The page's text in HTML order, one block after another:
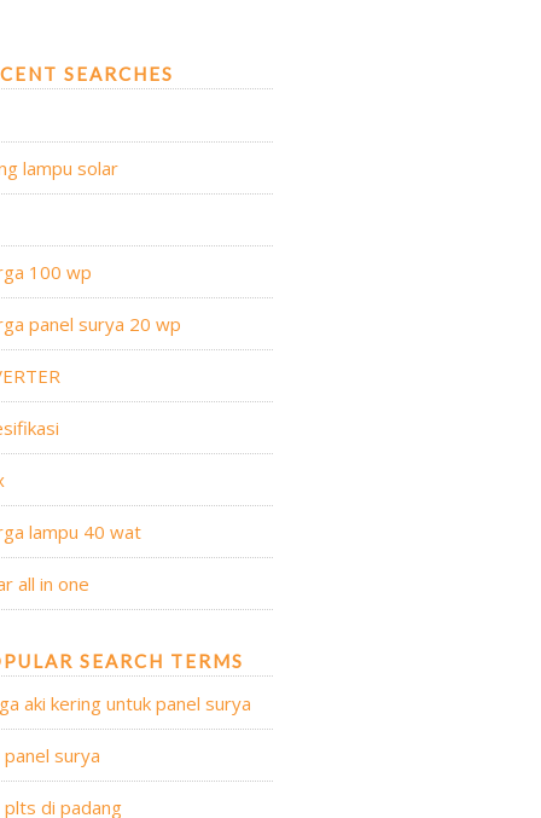
SEARCHES
lampu solar
100 wp
panel surya 20 wp
lampu 40 wat
all in one
SEARCH TERMS
aki kering untuk panel surya
panel surya
plts di padang